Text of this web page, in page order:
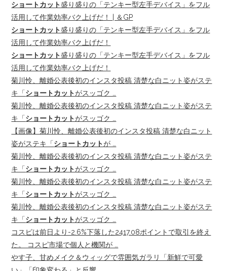
ショートカット盛り盛りの「テンキー型左手デバイス」をフル
活用して作業効率バク上げだ！ | ＆GP
ショートカット盛り盛りの「テンキー型左手デバイス」をフル
活用して作業効率バク上げだ！
ショートカット盛り盛りの「テンキー型左手デバイス」をフル
活用して作業効率バク上げだ！
菊川怜、離婚公表後初のインスタ投稿 清楚な白ニット姿がステ
キ「ショートカットがスッゴク …
菊川怜、離婚公表後初のインスタ投稿 清楚な白ニット姿がステ
キ「ショートカットがスッゴク …
【画像】菊川怜、離婚公表後初のインスタ投稿 清楚な白ニット
姿がステキ「ショートカットが …
菊川怜、離婚公表後初のインスタ投稿 清楚な白ニット姿がステ
キ「ショートカットがスッゴク …
菊川怜、離婚公表後初のインスタ投稿 清楚な白ニット姿がステ
キ「ショートカットがスッゴク …
菊川怜、離婚公表後初のインスタ投稿 清楚な白ニット姿がステ
キ「ショートカットがスッゴク …
コスピは前日より-2.6%下落した2417.08ポイントで取引を終え
た。 コスピ市場で個人と機関が …
やす子、甘めメイク＆ウィッグで雰囲気ガラリ「新鮮で可愛